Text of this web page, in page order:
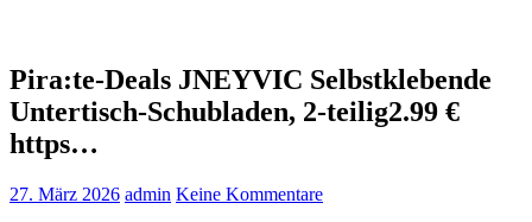
Pira:te-Deals JNEYVIC Selbstklebende
Untertisch-Schubladen, 2-teilig2.99 €
https…
27. März 2026 admin Keine Kommentare